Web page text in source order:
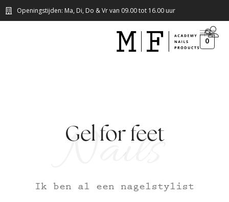
Openingstijden: Ma, Di, Do & Vr van 09.00 tot 16.00 uur
0
Nails
Gel for feet
Ik ben al een nagelstylist